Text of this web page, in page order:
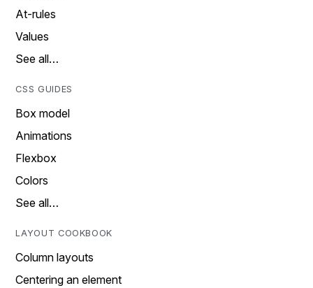
At-rules
Values
See all…
CSS GUIDES
Box model
Animations
Flexbox
Colors
See all…
LAYOUT COOKBOOK
Column layouts
Centering an element